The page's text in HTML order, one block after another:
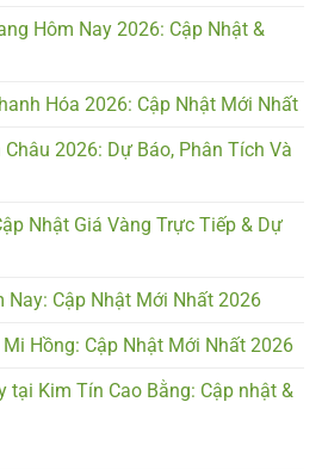
Hôm Nay 2026: Cập Nhật &
Hóa 2026: Cập Nhật Mới Nhất
2026: Dự Báo, Phân Tích Và
Nhật Giá Vàng Trực Tiếp & Dự
Nay: Cập Nhật Mới Nhất 2026
Hồng: Cập Nhật Mới Nhất 2026
tại Kim Tín Cao Bằng: Cập nhật &